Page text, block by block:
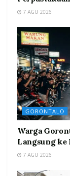
7 AGU 2026
GORONTALO
Warga
Langsung
7 AGU 2026